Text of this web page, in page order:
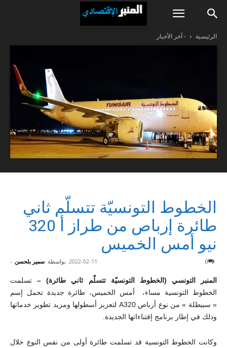
الرئيسية - آخر الأخبار
الخطوط التونسيّة تتسلّم ثاني
طائرة إرباص من طراز أ 320
نيو أمس الخميس
بواسطة سمير بلحسن - 2022-02-11 0
المنبر التونسي (الخطوط التونسيّة تتسلّم ثاني طائرة) – تسلمت
الخطوط التونسية مساء، أمس الخميس، طائرة جديدة تحمل إسم
« سبيطلة » من نوع أرباص A320 لتعزيز أسطولها ومزيد تطوير خدماتها
وذلك في إطار برنامج إقتناءاتها الجديدة.
وكانت الخطوط التونسية قد تسلمت طائرة أولى من نفس النوع خلال